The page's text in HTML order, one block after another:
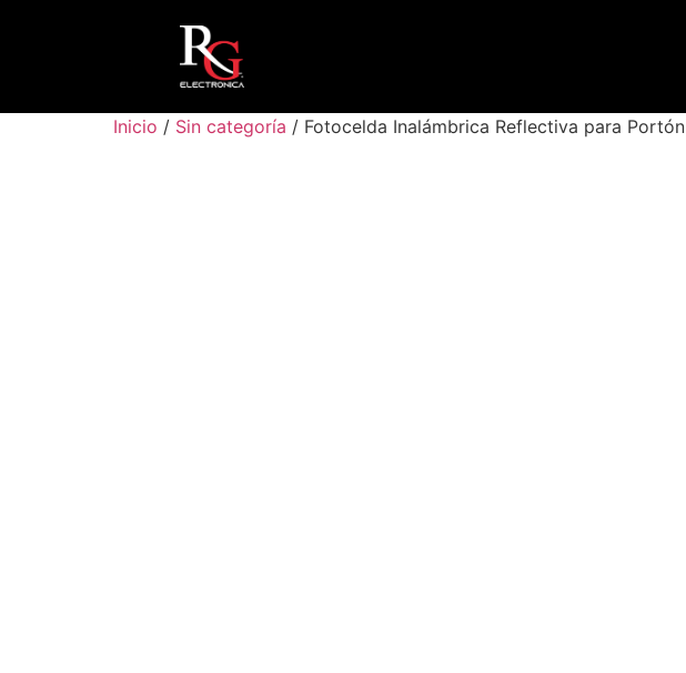
Inicio / Sin categoría / Fotocelda Inalámbrica Reflectiva para Portón